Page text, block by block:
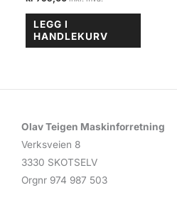
LEGG I
HANDLEKURV
Olav Teigen Maskinforretning
Verksveien 8
3330 SKOTSELV
Orgnr 974 987 503